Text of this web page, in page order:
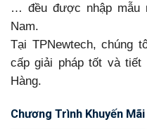
… đều được nhập
Nam.
Tại TPNewtech, chúng
cấp giải pháp tốt và tiết
Hàng.
Chương Trình Khuyến Mãi